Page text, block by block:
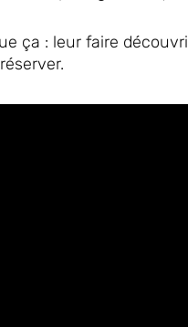
ça : leur faire